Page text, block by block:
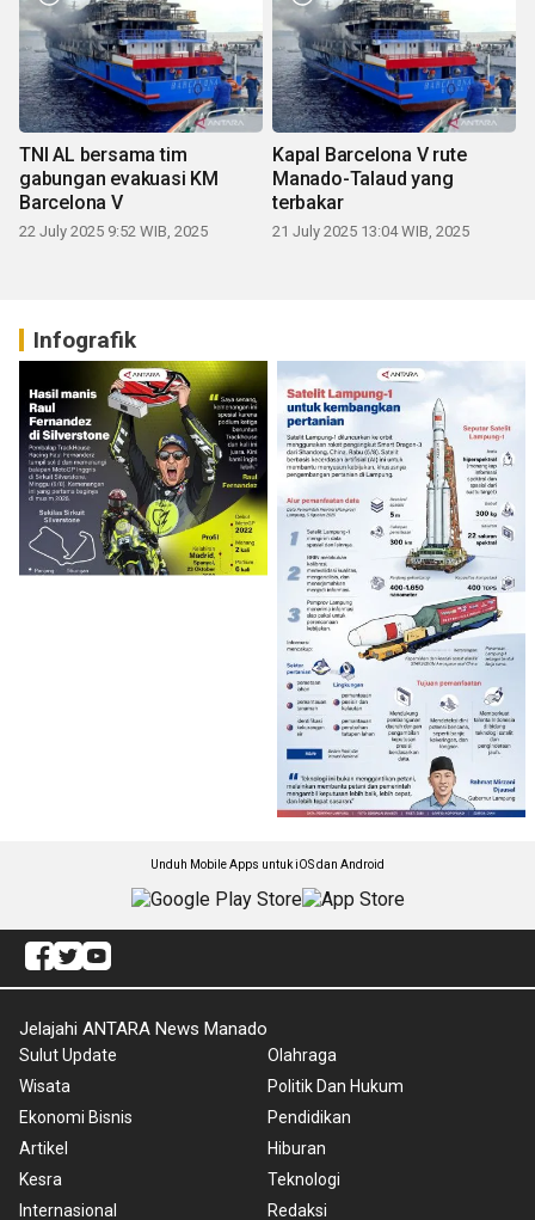
TNI AL bersama tim
gabungan evakuasi KM
Barcelona V
22 July 2025 9:52 WIB, 2025
Kapal Barcelona V rute
Manado-Talaud yang
terbakar
21 July 2025 13:04 WIB, 2025
Infografik
Unduh Mobile Apps untuk iOS dan Android
Jelajahi ANTARA News Manado
Sulut Update
Wisata
Ekonomi Bisnis
Artikel
Kesra
Internasional
Olahraga
Politik Dan Hukum
Pendidikan
Hiburan
Teknologi
Redaksi